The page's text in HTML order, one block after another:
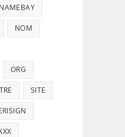
NAMEBAY
NOM
ORG
SITE